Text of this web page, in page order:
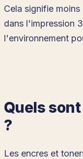
Cela signifie
dans l'impression
l'environnement
Quels
?
Les encres et